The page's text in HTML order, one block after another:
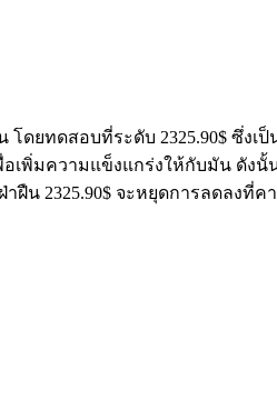
ยทดสอบที่ระดับ 2325.90$ ซึ่ง
เพิ่มความแข็งแกร่งให้กับมัน ดัง
าฝืน 2325.90$ จะหยุดการลด